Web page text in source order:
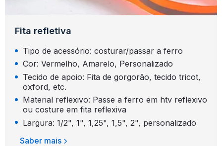
Fita refletiva
Tipo de acessório: costurar/passar a ferro
Cor: Vermelho, Amarelo, Personalizado
Tecido de apoio: Fita de gorgorão, tecido tricot,
oxford, etc.
Material reflexivo: Passe a ferro em htv reflexivo
ou costure em fita reflexiva
Largura: 1/2", 1", 1,25", 1,5", 2", personalizado
Saber mais